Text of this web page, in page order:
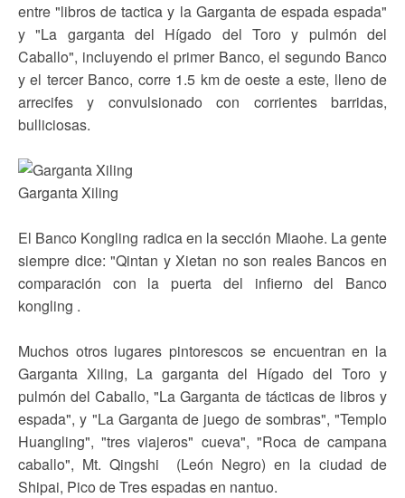
entre "libros de tactica y la Garganta de espada espada"
y "La garganta del Hígado del Toro y pulmón del
Caballo", incluyendo el primer Banco, el segundo Banco
y el tercer Banco, corre 1.5 km de oeste a este, lleno de
arrecifes y convulsionado con corrientes barridas,
bulliciosas.
Garganta Xiling
El Banco Kongling radica en la sección Miaohe. La gente
siempre dice: "Qintan y Xietan no son reales Bancos en
comparación con la puerta del infierno del Banco
kongling .
Muchos otros lugares pintorescos se encuentran en la
Garganta Xiling, La garganta del Hígado del Toro y
pulmón del Caballo, "La Garganta de tácticas de libros y
espada", y "La Garganta de juego de sombras", "Templo
Huangling", "tres viajeros" cueva", "Roca de campana
caballo", Mt. Qingshi (León Negro) en la ciudad de
Shipai, Pico de Tres espadas en nantuo.